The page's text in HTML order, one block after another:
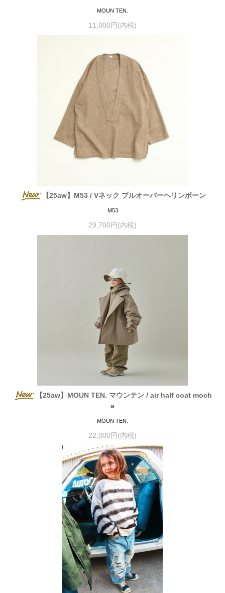
MOUN TEN.
11,000円(内税)
【25aw】M53 / Vネック プルオーバーヘリンボーン
M53
29,700円(内税)
【25aw】MOUN TEN. マウンテン / air half coat moch
a
MOUN TEN.
22,000円(内税)